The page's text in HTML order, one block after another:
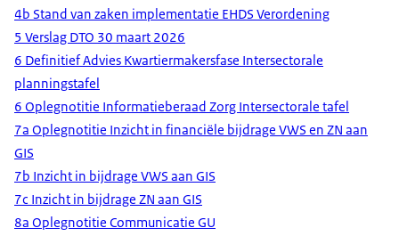
4b Stand van zaken implementatie EHDS Verordening
5 Verslag DTO 30 maart 2026
6 Definitief Advies Kwartiermakersfase Intersectorale
planningstafel
6 Oplegnotitie Informatieberaad Zorg Intersectorale tafel
7a Oplegnotitie Inzicht in financiële bijdrage VWS en ZN aan
GIS
7b Inzicht in bijdrage VWS aan GIS
7c Inzicht in bijdrage ZN aan GIS
8a Oplegnotitie Communicatie GU